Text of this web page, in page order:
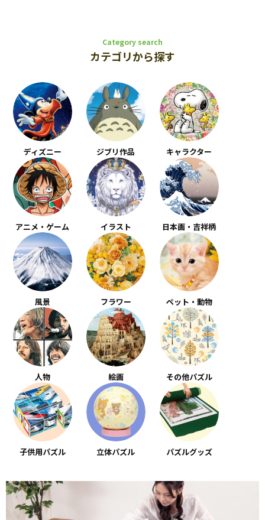
Category search
カテゴリから探す
ディズニー ジブリ作品 キャラクター
アニメ・ゲーム イラスト 日本画・吉祥柄
風景 フラワー ペット・動物
人物 絵画 その他パズル
子供用パズル 立体パズル パズルグッズ